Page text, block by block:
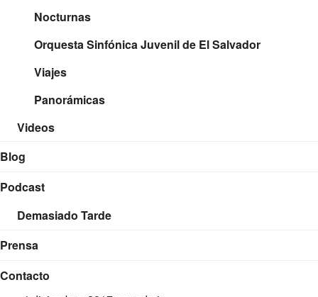
Nocturnas
Orquesta Sinfónica Juvenil de El Salvador
Viajes
Panorámicas
Videos
Blog
Podcast
Demasiado Tarde
Prensa
Contacto